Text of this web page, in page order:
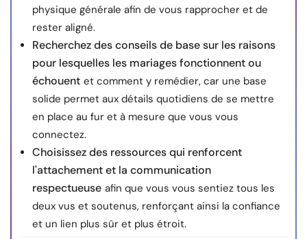
Trouver un thérapeute
À propos de nous Contact Écrivez pour nous
Publicité avec
© Copyright 2026. Tous droits réservés.
physique générale afin de vous rapprocher et de
rester aligné.
Recherchez des conseils de base sur les raisons
pour lesquelles les mariages fonctionnent ou
échouent et comment y remédier, car une base
solide permet aux détails quotidiens de se mettre
en place au fur et à mesure que vous vous
connectez.
Choisissez des ressources qui renforcent
l'attachement et la communication
respectueuse afin que vous vous sentiez tous les
deux vus et soutenus, renforçant ainsi la confiance
et un lien plus sûr et plus étroit.